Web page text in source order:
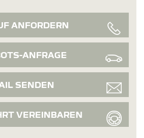
ANFORDERN
ANFRAGE
SENDEN
VEREINBAREN